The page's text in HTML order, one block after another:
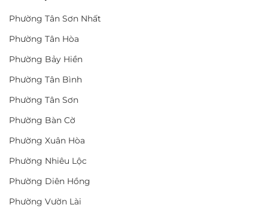
Phường Tân Sơn Nhất
Phường Tân Hòa
Phường Bảy Hiền
Phường Tân Bình
Phường Tân Sơn
Phường Bàn Cờ
Phường Xuân Hòa
Phường Nhiêu Lộc
Phường Diên Hồng
Phường Vườn Lài